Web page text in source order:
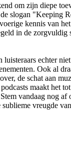
om zijn diepe
slogan "Keeping
kennis van
in de zorgvuldig
echter
Ook al
de schat aan
maakt het
vandaag nog
vreugde